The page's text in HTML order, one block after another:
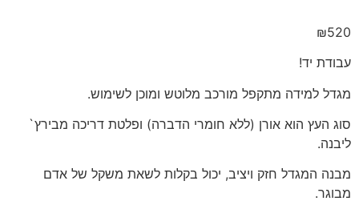
מבוסס על
לקוחות
₪520
עבודת יד!
מגדל למידה מתקפל מורכב מלוטש ומוכן לשימוש.
סוג העץ הוא אורן (ללא חומרי הדברה) ופלטת דריכה מבירץ`
ליבנה.
מבנה המגדל חזק ויציב, יכול בקלות לשאת משקל של אדם
מבוגר.